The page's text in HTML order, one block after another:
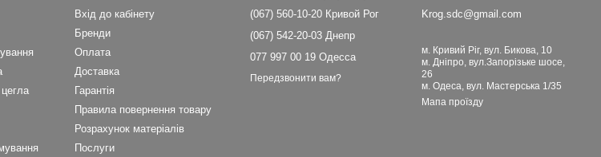
Вхід до кабінету
Бренди
Оплата
Доставка
Гарантія
Правила повернення товару
Розрахунок матеріалів
Послуги
(067) 560-10-20 Кривой Рог
(067) 542-20-03 Днепр
077 997 00 19 Одесса
Передзвонити вам?
Krog.sdc@gmail.com
м. Кривий Ріг, вул. Бикова, 10
м. Дніпро, вул.Запорізьке шосе,
26
м. Одеса, вул. Мастерська 1/35
Мапа проїзду